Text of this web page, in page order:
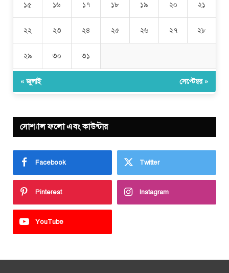
১৫ ১৬ ১৭ ১৮ ১৯ ২০ ২১
২২ ২৩ ২৪ ২৫ ২৬ ২৭ ২৮
২৯ ৩০ ৩১
« জুলাই সেপ্টেম্বর »
সোশ্যাল ফলো এবং কাউন্টার
Facebook Twitter
Pinterest Instagram
YouTube